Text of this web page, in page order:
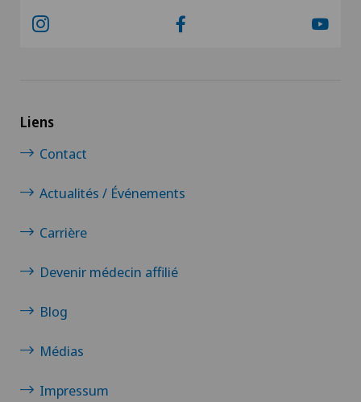
Liens
Contact
Actualités / Événements
Carrière
Devenir médecin affilié
Blog
Médias
Impressum